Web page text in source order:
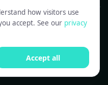
how visitors use
accept. See our privacy
Accept all